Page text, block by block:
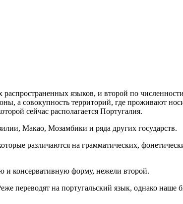
языков, и второй по
а совокупность территорий, где проживают
сейчас располагается Португалия.
Макао, Мозамбики и ряда других государств.
различаются на грамматических,
и консервативную форму, нежели второй.
переводят на португальский язык, однако наше